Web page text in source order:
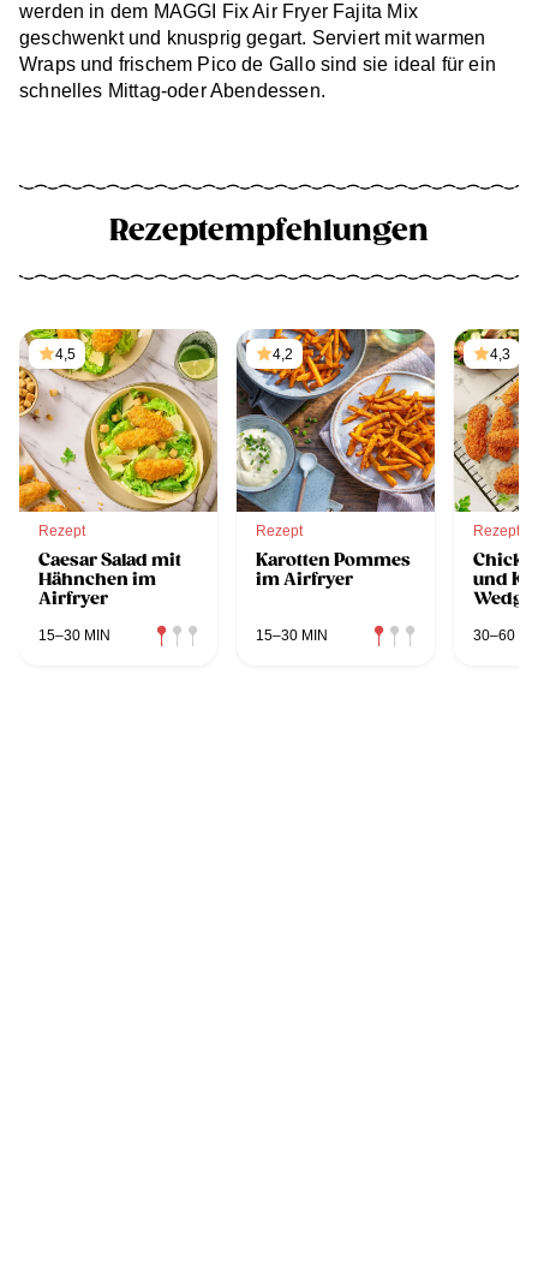
werden in dem MAGGI Fix Air Fryer Fajita Mix
geschwenkt und knusprig gegart. Serviert mit warmen
Wraps und frischem Pico de Gallo sind sie ideal für ein
schnelles Mittag-oder Abendessen.
Rezeptempfehlungen
4,5
Rezept
Caesar Salad mit
Hähnchen im
Airfryer
15–30 MIN
4,2
Rezept
Karotten Pommes
im Airfryer
15–30 MIN
4,3
Rezept
und
30–60